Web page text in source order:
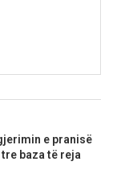
e pranisë
baza të reja